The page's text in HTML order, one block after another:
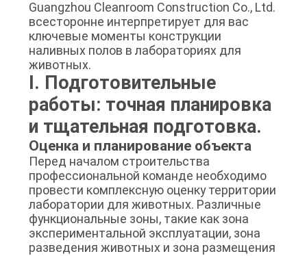
ПОЛИТИКА
КОНФИДЕНЦИАЛЬНОСТИ
Guangzhou Cleanroom Construction Co., Ltd.
всесторонне интерпретирует для вас
ключевые моменты конструкции
наливных полов в лабораториях для
животных.
I. Подготовительные
работы: точная планировка
и тщательная подготовка.
Оценка и планирование объекта
Перед началом строительства
профессиональной команде необходимо
провести комплексную оценку территории
лаборатории для животных. Различные
функциональные зоны, такие как зона
экспериментальной эксплуатации, зона
разведения животных и зона размещения